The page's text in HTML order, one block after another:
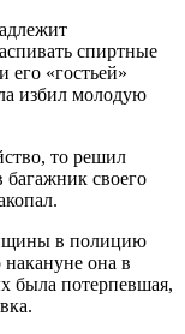
спиртные
«гостьей»
избил молодую
то решил
багажник своего
в полицию
накануне она в
была потерпевшая,